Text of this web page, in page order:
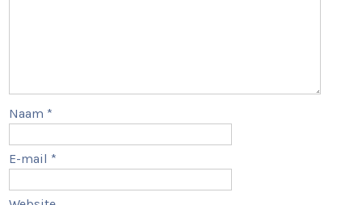
Naam *
E-mail *